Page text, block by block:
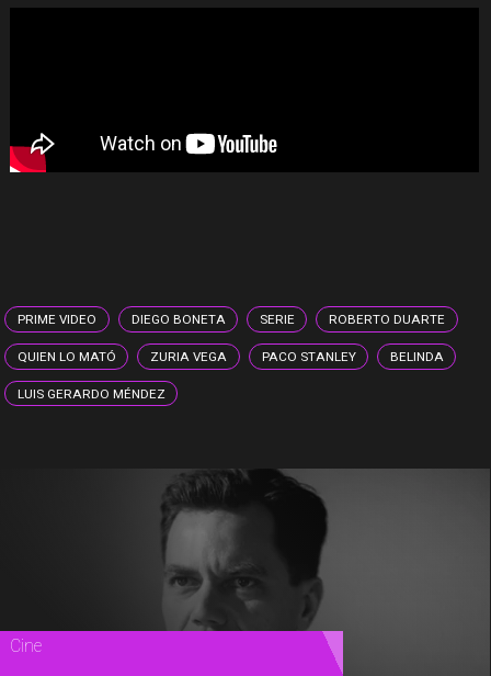
PRIME VIDEO DIEGO BONETA SERIE ROBERTO DUARTE
QUIEN LO MATÓ ZURIA VEGA PACO STANLEY BELINDA
LUIS GERARDO MÉNDEZ
Cine